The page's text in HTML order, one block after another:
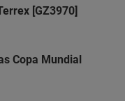
[GZ3970]
Copa Mundial